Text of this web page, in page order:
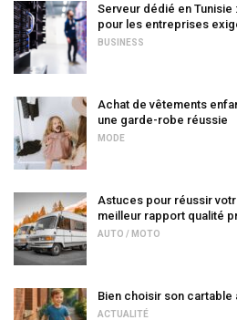
Serveur dédié en
pour les entreprises
BUSINESS
Achat de vêtements
une garde-robe réussie
MODE
Astuces pour réussir
meilleur rapport qualité
AUTO / MOTO
Bien choisir son
ACTUALITÉ